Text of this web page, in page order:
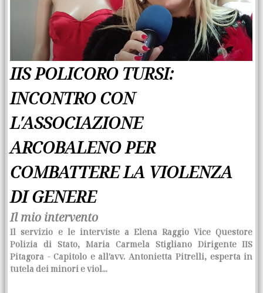
IIS POLICORO TURSI:
INCONTRO CON
L′ASSOCIAZIONE
ARCOBALENO PER
COMBATTERE LA VIOLENZA
DI GENERE
Il mio intervento
Il servizio e le interviste a Elena Raggio Vice Questore
Polizia di Stato, Maria Carmela Stigliano Dirigente IIS
Pitagora - Capitolo e all′avv. Antonietta Pitrelli, esperta in
tutela dei minori e viol...